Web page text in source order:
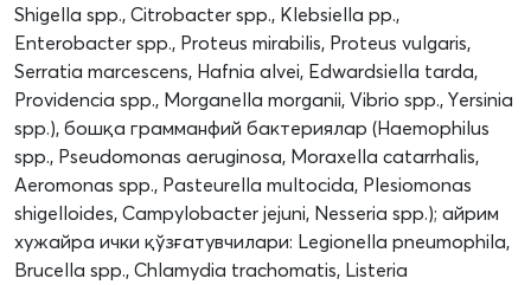
Shigella spp., Citrobacter spp., Klebsiella pp.,
Enterobacter spp., Proteus mirabilis, Proteus vulgaris,
Serratia marcescens, Hafnia alvei, Edwardsiella tarda,
Providencia spp., Morganella morganii, Vibrio spp., Yersinia
spp.), бошқа грамманфий бактериялар (Haemophilus
spp., Pseudomonas aeruginosa, Moraxella catarrhalis,
Aeromonas spp., Pasteurella multocida, Plesiomonas
shigelloides, Campylobacter jejuni, Nesseria spp.); айрим
хужайра ички қўзғатувчилари: Legionella pneumophila,
Brucella spp., Chlamydia trachomatis, Listeria